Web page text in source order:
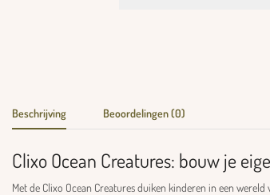
Beschrijving Beoordelingen (0)
Clixo Ocean Creatures: bouw je
Met de Clixo Ocean Creatures duiken kinderen in een